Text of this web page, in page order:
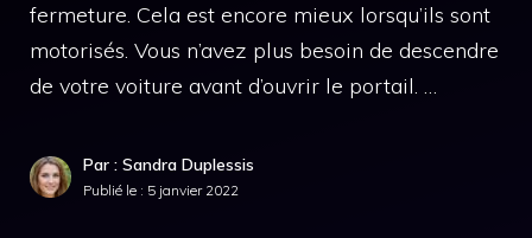
fermeture. Cela est encore mieux lorsqu’ils sont
motorisés. Vous n’avez plus besoin de descendre
de votre voiture avant d’ouvrir le portail. …
Par : Sandra Duplessis
Publié le : 5 janvier 2022